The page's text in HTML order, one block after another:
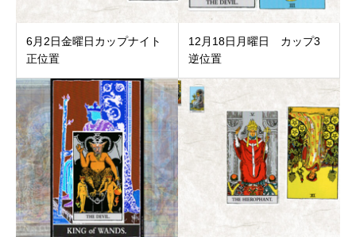
6月2日金曜日カップナイト
正位置
12月18日月曜日 カップ3
逆位置